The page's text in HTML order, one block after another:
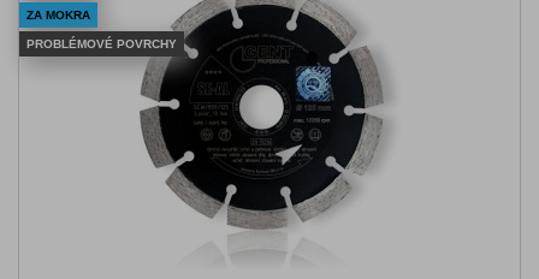
ZA MOKRA
PROBLÉMOVÉ POVRCHY